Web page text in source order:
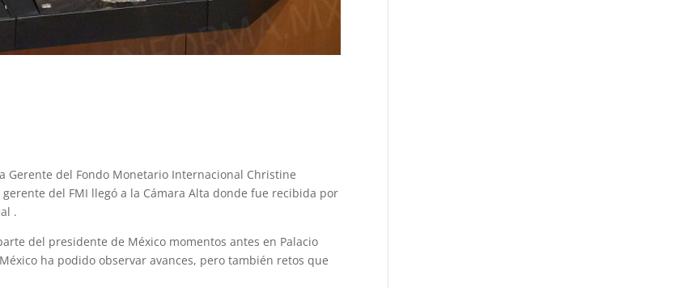
del Fondo Monetario Internacional Christine
del FMI llegó a la Cámara Alta donde fue recibida por
.
del presidente de México momentos antes en Palacio
ha podido observar avances, pero también retos que